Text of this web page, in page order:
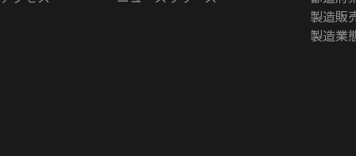
製造販
製造業